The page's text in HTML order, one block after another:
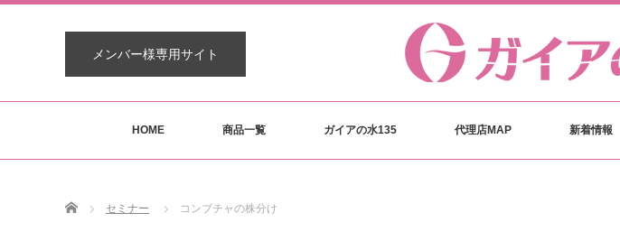
メンバー様専用サイト
HOME 商品一覧 ガイアの水135 代理店MAP 新着情報
Home セミナー コンブチャの株分け